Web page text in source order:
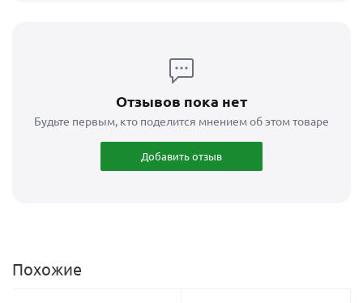
Отзывов пока нет
Будьте первым, кто поделится мнением об этом товаре
Добавить отзыв
Похожие